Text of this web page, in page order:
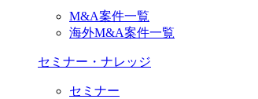
M&A案件一覧
海外M&A案件一覧
セミナー・ナレッジ
セミナー